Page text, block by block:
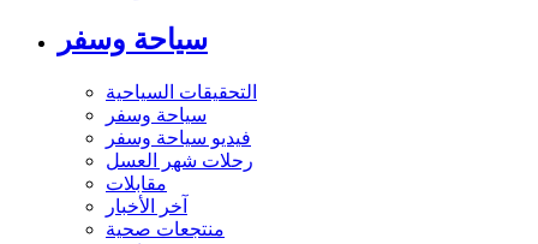
سياحة وسفر
التحقيقات السياحية
سياحة وسفر
فيديو سياحة وسفر
رحلات شهر العسل
مقابلات
آخر الأخبار
منتجعات صحية